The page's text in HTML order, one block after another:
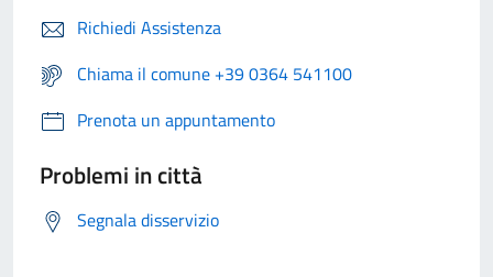
Richiedi Assistenza
Chiama il comune +39 0364 541100
Prenota un appuntamento
Problemi in città
Segnala disservizio